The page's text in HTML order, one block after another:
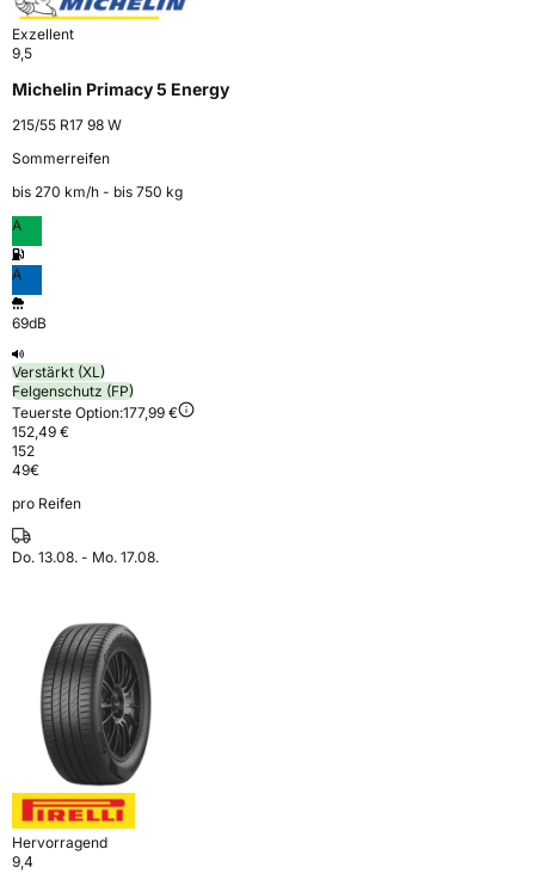
Exzellent
9,5
Michelin Primacy 5 Energy
215/55 R17 98 W
Sommerreifen
bis 270 km⁠/⁠h - bis 750 kg
A
A
69dB
Verstärkt (XL)
Felgenschutz (FP)
Teuerste Option:177,99 €
152,49 €
152
49€
pro Reifen
Do. 13.08. - Mo. 17.08.
Hervorragend
9,4